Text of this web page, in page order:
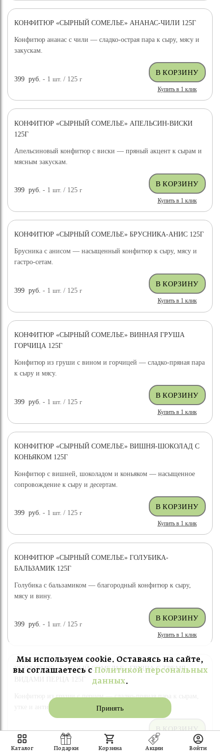
КОНФИТЮР «СЫРНЫЙ СОМЕЛЬЕ» АНАНАС-ЧИЛИ 125Г
Конфитюр ананас с чили — сладко-острая пара к сыру, мясу и
закускам.
399 руб. - 1шт. / 125г
Купить в 1 клик
КОНФИТЮР «СЫРНЫЙ СОМЕЛЬЕ» АПЕЛЬСИН-ВИСКИ
125Г
Апельсиновый конфитюр с виски — пряный акцент к сырам и
мясным закускам.
399 руб. - 1шт. / 125г
Купить в 1 клик
КОНФИТЮР «СЫРНЫЙ СОМЕЛЬЕ» БРУСНИКА-АНИС 125Г
Брусника с анисом — насыщенный конфитюр к сыру, мясу и
гастро-сетам.
399 руб. - 1шт. / 125г
Купить в 1 клик
КОНФИТЮР «СЫРНЫЙ СОМЕЛЬЕ» ВИННАЯ ГРУША
ГОРЧИЦА 125Г
Конфитюр из груши с вином и горчицей — сладко-пряная пара
к сыру и мясу.
399 руб. - 1шт. / 125г
Купить в 1 клик
КОНФИТЮР «СЫРНЫЙ СОМЕЛЬЕ» ВИШНЯ-ШОКОЛАД С
КОНЬЯКОМ 125Г
Конфитюр с вишней, шоколадом и коньяком — насыщенное
сопровождение к сыру и десертам.
399 руб. - 1шт. / 125г
Купить в 1 клик
КОНФИТЮР «СЫРНЫЙ СОМЕЛЬЕ» ГОЛУБИКА-
БАЛЬЗАМИК 125Г
Голубика с бальзамиком — благородный конфитюр к сыру,
мясу и вину.
399 руб. - 1шт. / 125г
Купить в 1 клик
КОНФИТЮР «СЫРНЫЙ СОМЕЛЬЕ» ГРУША С ТРЕМЯ
ВИДАМИ ПЕРЦА 125Г
Конфитюр из груши с перцем — сладко-пряная пара к сырам,
утке и антипасти.
399 шт./ 125
Купить в 1 клик
Мы используем cookie. Оставаясь на сайте,
вы соглашаетесь с Политикой персональных
данных.
Принять
Каталог Подарки Корзина Акции Войти